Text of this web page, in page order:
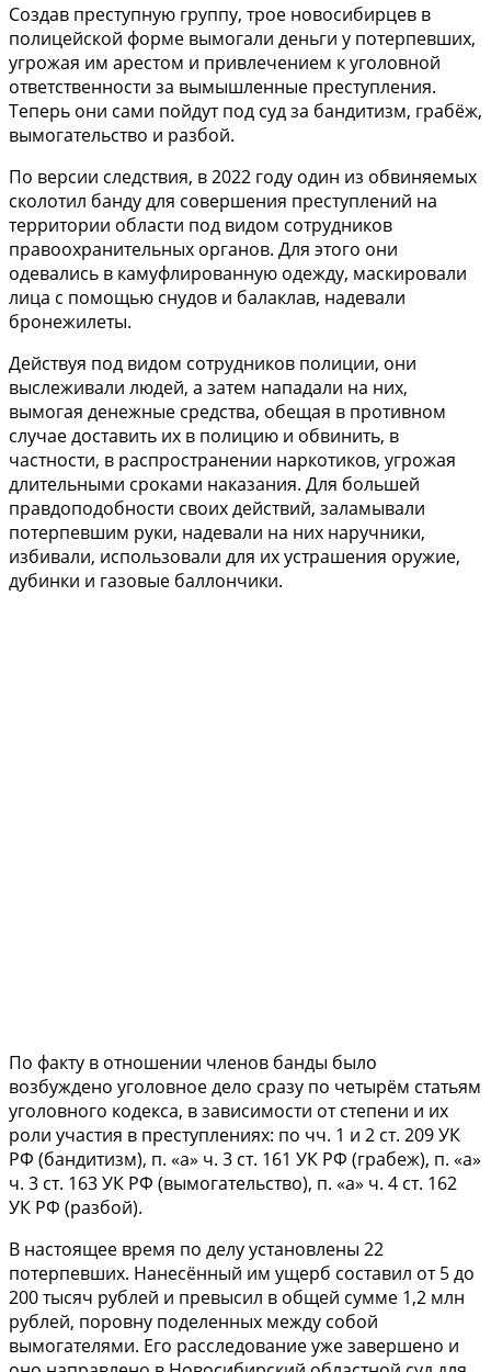
Создав преступную группу, трое новосибирцев в
полицейской форме вымогали деньги у потерпевших,
угрожая им арестом и привлечением к уголовной
ответственности за вымышленные преступления.
Теперь они сами пойдут под суд за бандитизм, грабёж,
вымогательство и разбой.
По версии следствия, в 2022 году один из обвиняемых
сколотил банду для совершения преступлений на
территории области под видом сотрудников
правоохранительных органов. Для этого они
одевались в камуфлированную одежду, маскировали
лица с помощью снудов и балаклав, надевали
бронежилеты.
Действуя под видом сотрудников полиции, они
выслеживали людей, а затем нападали на них,
вымогая денежные средства, обещая в противном
случае доставить их в полицию и обвинить, в
частности, в распространении наркотиков, угрожая
длительными сроками наказания. Для большей
правдоподобности своих действий, заламывали
потерпевшим руки, надевали на них наручники,
избивали, использовали для их устрашения оружие,
дубинки и газовые баллончики.
По факту в отношении членов банды было
возбуждено уголовное дело сразу по четырём статьям
уголовного кодекса, в зависимости от степени и их
роли участия в преступлениях: по чч. 1 и 2 ст. 209 УК
РФ (бандитизм), п. «а» ч. 3 ст. 161 УК РФ (грабеж), п. «а»
ч. 3 ст. 163 УК РФ (вымогательство), п. «а» ч. 4 ст. 162
УК РФ (разбой).
В настоящее время по делу установлены 22
потерпевших. Нанесённый им ущерб составил от 5 до
200 тысяч рублей и превысил в общей сумме 1,2 млн
рублей, поровну поделенных между собой
вымогателями. Его расследование уже завершено и